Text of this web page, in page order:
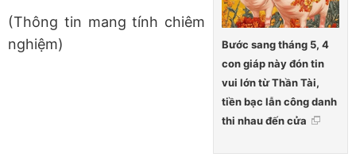
Bước sang tháng 5, 4
con giáp này đón tin
vui lớn từ Thần Tài,
tiền bạc lẫn công danh
thi nhau đến cửa
(Thông tin mang tính chiêm
nghiệm)